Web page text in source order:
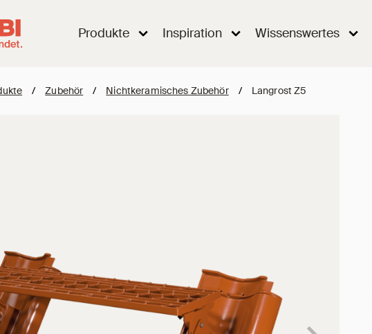
Produkte Inspiration Wissenswertes
/ Zubehör / Nichtkeramisches Zubehör / Langrost Z5